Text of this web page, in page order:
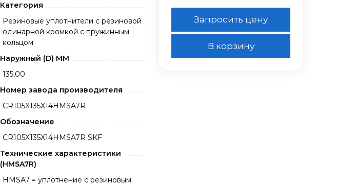
Категория
Резиновые уплотнители с резиновой
одинарной кромкой с пружинным
кольцом
Наружный (D) ММ
135,00
Номер завода производителя
CR105X135X14HMSA7R
Обозначение
CR105X135X14HMSA7R SKF
Технические характеристики
(HMSA7R)
HMSA7 = уплотнение с резиновым
Запросить цену
В корзину